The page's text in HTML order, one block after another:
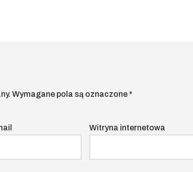
Wymagane pola są oznaczone*
Witryna internetowa